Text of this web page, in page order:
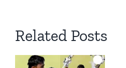
Related Posts